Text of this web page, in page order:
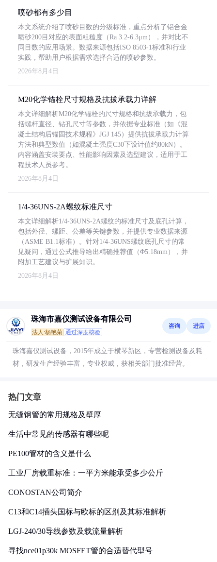
喷砂都有多少目
本文系统介绍了喷砂目数的分级标准，重点分析了铝合金
喷砂200目对应的表面粗糙度（Ra 3.2-6.3μm），并对比不
同目数的应用场景。数据来源包括ISO 8503-1标准和行业
实践，帮助用户根据需求选择合适的喷砂参数。
2026年8月4日
M20化学锚栓尺寸规格及抗拔承载力详解
本文详细解析M20化学锚栓的尺寸规格和抗拔承载力，包
括螺杆直径、钻孔尺寸等参数，并依据专业标准（如《混
凝土结构后锚固技术规程》JGJ 145）提供抗拔承载力计算
方法和典型数值（如混凝土强度C30下设计值约80kN）。
内容涵盖安装要点、性能影响因素及选型建议，适用于工
程技术人员参考。
2026年8月4日
1/4-36UNS-2A螺纹标准尺寸
本文详细解析1/4-36UNS-2A螺纹的标准尺寸及底孔计算，
包括外径、螺距、公差等关键参数，并提供专业数据来源
（ASME B1.1标准）。针对1/4-36UNS螺纹底孔尺寸的常
见疑问，通过公式推导给出精确推荐值（Φ5.18mm），并
附加工艺建议与扩展知识。
2026年8月4日
珠海市嘉仪测试设备有限公司
法人:杨艳菊 通过深度核验
咨询 进店
珠海嘉仪测试设备，2015年成立于横琴新区，专营检测设备及耗
材，研发生产经验丰富，专业权威，获相关部门批准经营。
热门文章
无缝钢管的常用规格及壁厚
生活中常见的传感器有哪些呢
PE100管材的含义是什么
工业厂房载重标准：一平方米能承受多少公斤
CONOSTAN公司简介
C13和C14插头国标与欧标的区别及其标准解析
LGJ-240/30导线参数及载流量解析
寻找nce01p30k MOSFET管的合适替代型号